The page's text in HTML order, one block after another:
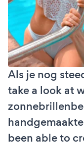
Als je nog
take a look at
been able to